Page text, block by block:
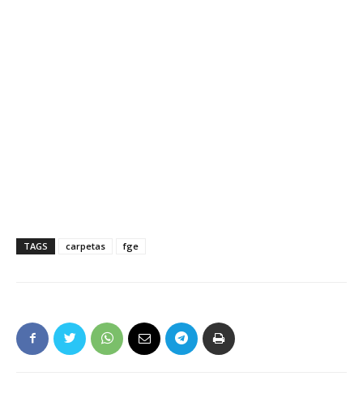
TAGS carpetas fge